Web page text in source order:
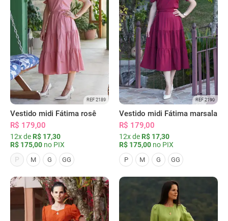
REF 2189
Vestido midi Fátima rosê
R$ 179,00
12x de R$ 17,30
R$ 175,00 no PIX
P
M G GG
REF 2190
Vestido midi Fátima marsala
R$ 179,00
12x de R$ 17,30
R$ 175,00 no PIX
P M G GG